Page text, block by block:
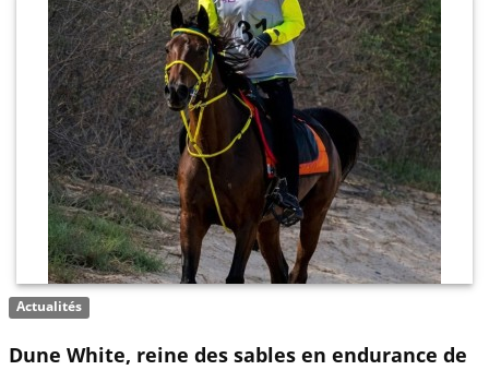
Actualités
Dune White, reine des sables en endurance de